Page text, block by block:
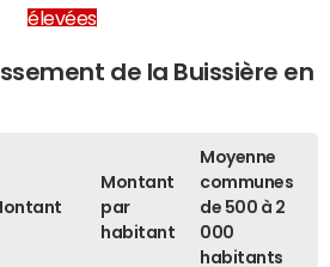
élevées
de la Buissière en
Montant
par
habitant
Moyenne
communes
de 500 à 2
000
habitants